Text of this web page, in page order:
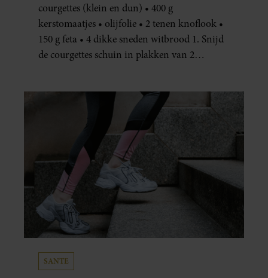
courgettes (klein en dun) • 400 g
kerstomaatjes • olijfolie • 2 tenen knoflook •
150 g feta • 4 dikke sneden witbrood 1. Snijd
de courgettes schuin in plakken van 2
SANTE